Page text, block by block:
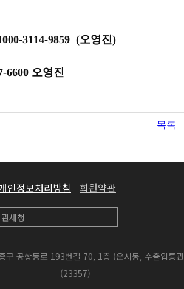
3114-9859 (오영진)
6600 오영진
목록
인정보처리방침 회원약관
구 공항동로 193번길 70, 1층 (운서동, 수출입통
(23357)